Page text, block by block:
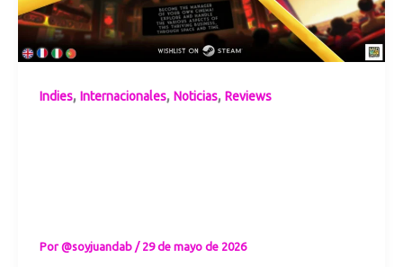
Indies, Internacionales, Noticias, Reviews
Por@soyjuandab / 29 de mayo de 2026